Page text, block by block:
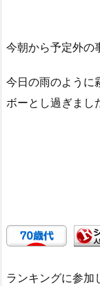
今朝から予定外の
今日の雨のように
ボーとし過ぎま
ランキングに参加